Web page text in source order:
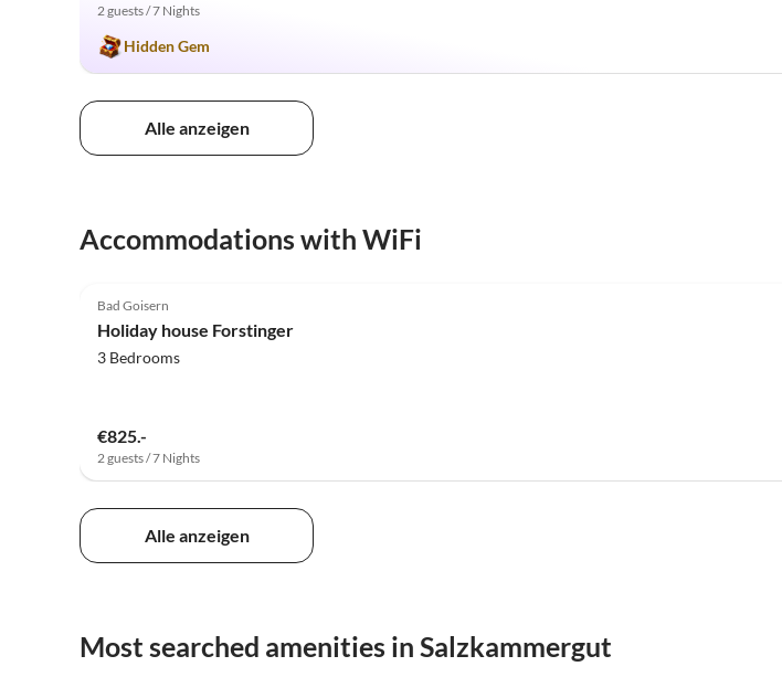
2 guests / 7 Nights
Hidden Gem
Alle anzeigen
Accommodations with WiFi
Bad Goisern
Holiday house Forstinger
3 Bedrooms
€825.-
2 guests / 7 Nights
Alle anzeigen
Most searched amenities in Salzkammergut